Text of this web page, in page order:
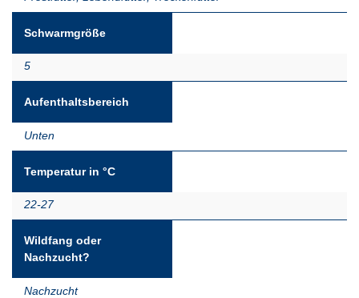
Schwarmgröße
5
Aufenthaltsbereich
Unten
Temperatur in °C
22-27
Wildfang oder
Nachzucht?
Nachzucht